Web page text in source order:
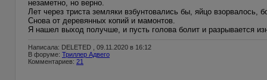
незаметно, но верно.
Лет через триста земляки взбунтовались бы, яйцо
Снова от деревянных копий и мамонтов.
Я нашел выход получше, и пусть голова болит и разрывается
Написала: DELETED , 09.11.2020 в 16:12
В форуме: Триллер Адвего
Комментариев: 21